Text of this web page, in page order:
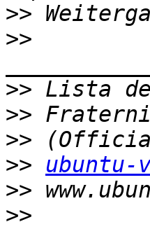
>>
>>
>>
>>
>>
>>
>>
>>